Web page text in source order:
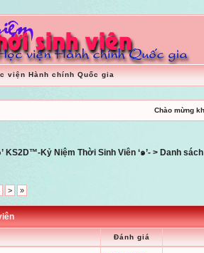
viện Hành chính Quốc gia
Chào mừng
’ KS2D™-Kỷ Niệm Thời Sinh Viên ‘๑’- > Danh
> »
Đánh giá